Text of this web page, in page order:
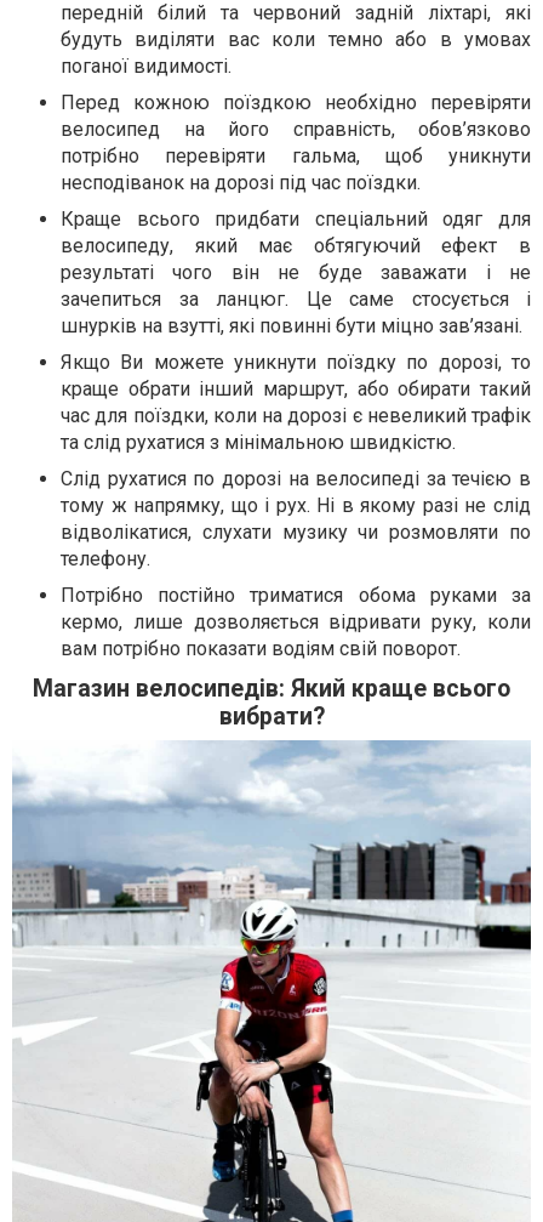
передній білий та червоний задній ліхтарі, які
будуть виділяти вас коли темно або в умовах
поганої видимості.
Перед кожною поїздкою необхідно перевіряти
велосипед на його справність, обов’язково
потрібно перевіряти гальма, щоб уникнути
несподіванок на дорозі під час поїздки.
Краще всього придбати спеціальний одяг для
велосипеду, який має обтягуючий ефект в
результаті чого він не буде заважати і не
зачепиться за ланцюг. Це саме стосується і
шнурків на взутті, які повинні бути міцно зав’язані.
Якщо Ви можете уникнути поїздку по дорозі, то
краще обрати інший маршрут, або обирати такий
час для поїздки, коли на дорозі є невеликий трафік
та слід рухатися з мінімальною швидкістю.
Слід рухатися по дорозі на велосипеді за течією в
тому ж напрямку, що і рух. Ні в якому разі не слід
відволікатися, слухати музику чи розмовляти по
телефону.
Потрібно постійно триматися обома руками за
кермо, лише дозволяється відривати руку, коли
вам потрібно показати водіям свій поворот.
Магазин велосипедів: Який краще всього
вибрати?